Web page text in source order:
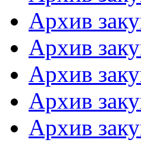
Архив
Архив
Архив
Архив
Архив